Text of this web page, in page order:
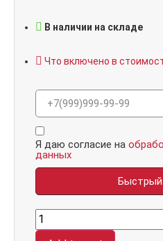
В наличии на складе
Что включено в
Я даю согласие на
данных
Быстрый
Плэй,
панель
025